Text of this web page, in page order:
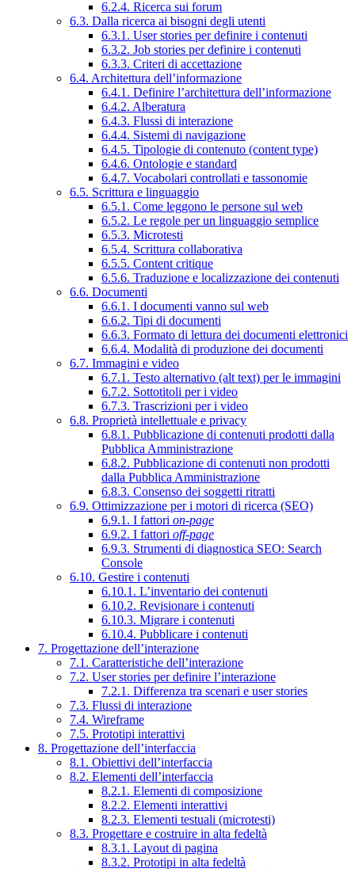
6.2.4. Ricerca sui forum
6.3. Dalla ricerca ai bisogni degli utenti
6.3.1. User stories per definire i contenuti
6.3.2. Job stories per definire i contenuti
6.3.3. Criteri di accettazione
6.4. Architettura dell’informazione
6.4.1. Definire l’architettura dell’informazione
6.4.2. Alberatura
6.4.3. Flussi di interazione
6.4.4. Sistemi di navigazione
6.4.5. Tipologie di contenuto (content type)
6.4.6. Ontologie e standard
6.4.7. Vocabolari controllati e tassonomie
6.5. Scrittura e linguaggio
6.5.1. Come leggono le persone sul web
6.5.2. Le regole per un linguaggio semplice
6.5.3. Microtesti
6.5.4. Scrittura collaborativa
6.5.5. Content critique
6.5.6. Traduzione e localizzazione dei contenuti
6.6. Documenti
6.6.1. I documenti vanno sul web
6.6.2. Tipi di documenti
6.6.3. Formato di lettura dei documenti elettronici
6.6.4. Modalità di produzione dei documenti
6.7. Immagini e video
6.7.1. Testo alternativo (alt text) per le immagini
6.7.2. Sottotitoli per i video
6.7.3. Trascrizioni per i video
6.8. Proprietà intellettuale e privacy
6.8.1. Pubblicazione di contenuti prodotti dalla
Pubblica Amministrazione
6.8.2. Pubblicazione di contenuti non prodotti
dalla Pubblica Amministrazione
6.8.3. Consenso dei soggetti ritratti
6.9. Ottimizzazione per i motori di ricerca (SEO)
6.9.1. I fattori on-page
6.9.2. I fattori off-page
6.9.3. Strumenti di diagnostica SEO: Search
Console
6.10. Gestire i contenuti
6.10.1. L’inventario dei contenuti
6.10.2. Revisionare i contenuti
6.10.3. Migrare i contenuti
6.10.4. Pubblicare i contenuti
7. Progettazione dell’interazione
7.1. Caratteristiche dell’interazione
7.2. User stories per definire l’interazione
7.2.1. Differenza tra scenari e user stories
7.3. Flussi di interazione
7.4. Wireframe
7.5. Prototipi interattivi
8. Progettazione dell’interfaccia
8.1. Obiettivi dell’interfaccia
8.2. Elementi dell’interfaccia
8.2.1. Elementi di composizione
8.2.2. Elementi interattivi
8.2.3. Elementi testuali (microtesti)
8.3. Progettare e costruire in alta fedeltà
8.3.1. Layout di pagina
8.3.2. Prototipi in alta fedeltà